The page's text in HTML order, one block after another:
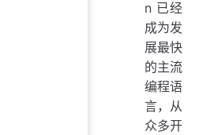
n 已经
成为发
展最快
的主流
编程语
言，从
众多开